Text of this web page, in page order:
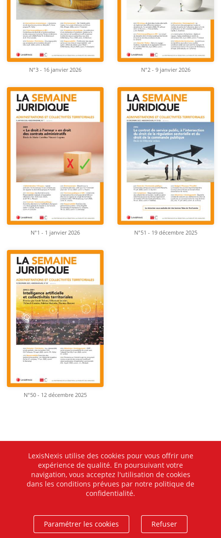
N°3 - 16 janvier 2026 N°2 - 9 janvier 2026
N°1 - 1 janvier 2026 N°51 - 19 décembre 2025
N°50 - 12 décembre 2025
LexisNexis utilise des cookies pour vous offrir une
expérience de qualité. En poursuivant votre
navigation, vous acceptez l'utilisation de cookies
dans les conditions prévues par notre politique de
confidentialité.
Paramétrer les cookies Refuser